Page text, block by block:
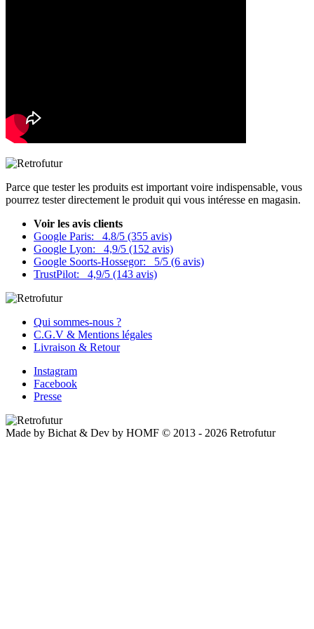
Parce que tester les produits est important voire indispensable, vous
pourrez tester directement le produit qui vous intéresse en magasin.
Voir les avis clients
Google Paris:
4.8/5 (355 avis)
Google Lyon:
4,9/5 (152 avis)
Google Soorts-Hossegor:
5/5 (6 avis)
TrustPilot:
4,9/5 (143 avis)
Qui sommes-nous ?
C.G.V & Mentions légales
Livraison & Retour
Instagram
Facebook
Presse
Made by Bichat & Dev by HOMF © 2013 - 2026 Retrofutur